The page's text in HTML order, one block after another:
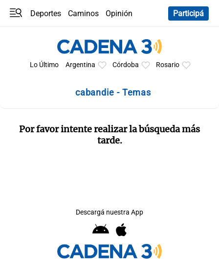
Deportes Caminos
Opinión
Participá
Lo Último Argentina Córdoba Rosario
cabandie - Temas
Por favor intente realizar la búsqueda más
tarde.
Descargá nuestra App